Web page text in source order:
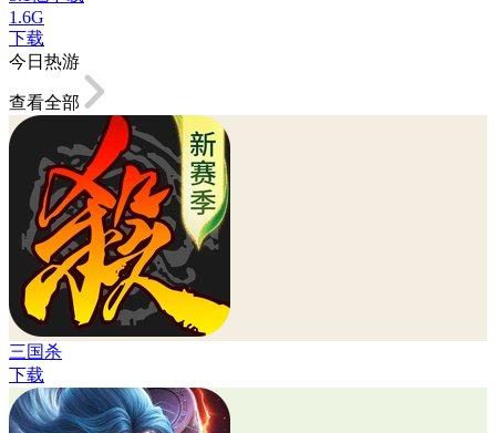
1.6G
下载
今日热游
查看全部
三国杀
下载